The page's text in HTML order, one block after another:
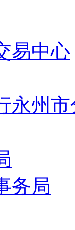
易中心
永州
务局